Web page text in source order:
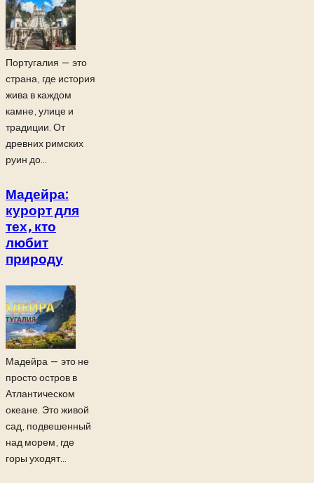
Португалия — это
страна, где история
жива в каждом
камне, улице и
традиции. От
древних римских
руин до...
Мадейра:
курорт для
тех, кто
любит
природу
Мадейра — это не
просто остров в
Атлантическом
океане. Это живой
сад, подвешенный
над морем, где
горы уходят...